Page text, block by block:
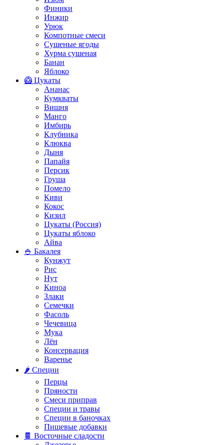
Финики
Инжир
Урюк
Компотные смеси
Сушеные ягоды
Хурма сушеная
Банан
Яблоко
🥝 Цукаты
Ананас
Кумкваты
Вишня
Манго
Имбирь
Клубника
Клюква
Дыня
Папайя
Персик
Груша
Помело
Киви
Кокос
Кизил
Цукаты (Россия)
Цукаты яблоко
Айва
🍚 Бакалея
Кунжут
Рис
Нут
Киноа
Злаки
Семечки
Фасоль
Чечевица
Мука
Лён
Консервация
Варенье
🌶️ Специи
Перцы
Пряности
Смеси приправ
Специи и травы
Специи в баночках
Пищевые добавки
🍫 Восточные сладости